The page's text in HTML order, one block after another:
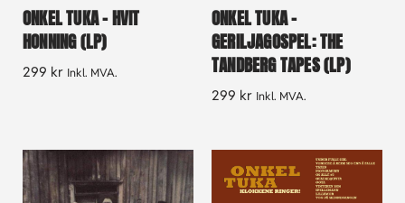
ONKEL TUKA – HVIT
HONNING (LP)
299 kr Inkl. MVA.
ONKEL TUKA –
GERILJAGOSPEL: THE
TANDBERG TAPES (LP)
299 kr Inkl. MVA.